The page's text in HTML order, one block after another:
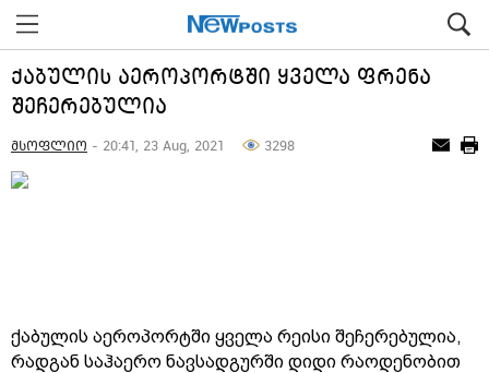
ქაბულის აეროპორტში ყველა ფრენა
შეჩერებულია
მსოფლიო - 20:41, 23 Aug, 2021 3298
ქაბულის აეროპორტში ყველა რეისი შეჩერებულია,
რადგან საჰაერო ნავსადგურში დიდი რაოდენობით